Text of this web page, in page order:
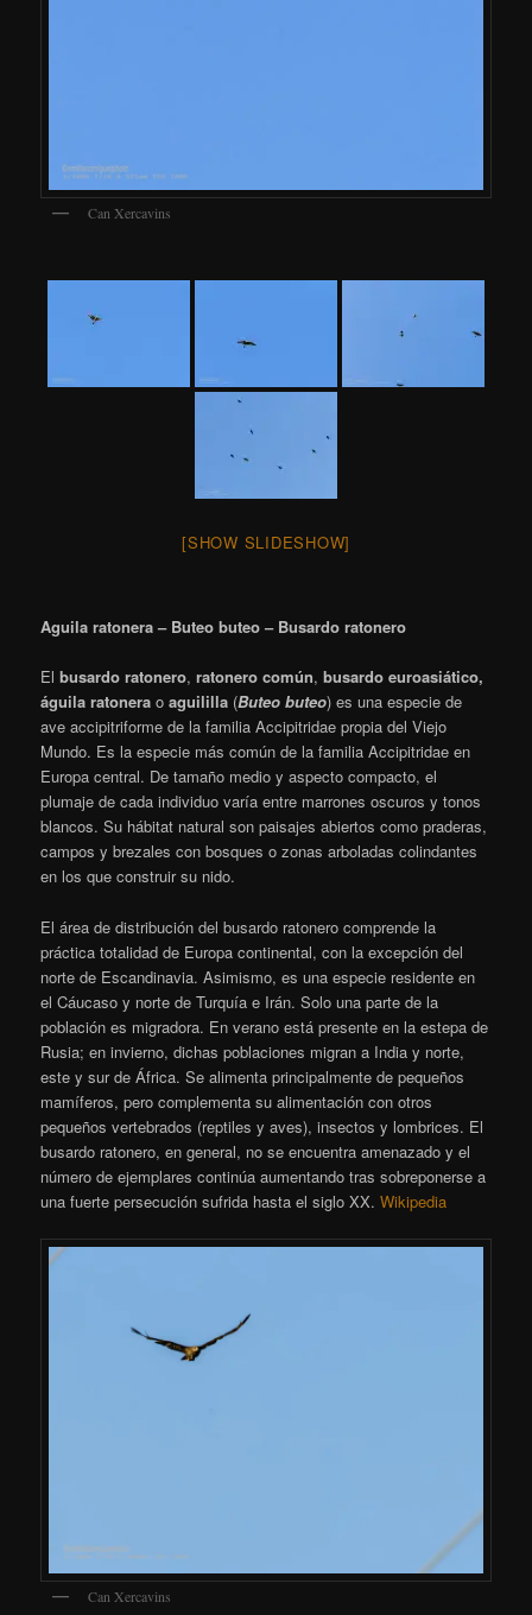
Can Xercavins
[SHOW SLIDESHOW]
Aguila ratonera – Buteo buteo – Busardo ratonero
Elbusardo ratonero, ​ratonero común,busardo euroasiático,
águila ratonera ​ oaguililla (Buteo buteo) es una especie de
ave accipitriforme de la familia Accipitridae propia del Viejo
Mundo. Es la especie más común de la familia Accipitridae en
Europa central. De tamaño medio y aspecto compacto, el
plumaje de cada individuo varía entre marrones oscuros y tonos
blancos. Su hábitat natural son paisajes abiertos como praderas,
campos y brezales con bosques o zonas arboladas colindantes
en los que construir su nido.
El área de distribución del busardo ratonero comprende la
práctica totalidad de Europa continental, con la excepción del
norte de Escandinavia. Asimismo, es una especie residente en
el Cáucaso y norte de Turquía e Irán. Solo una parte de la
población es migradora. En verano está presente en la estepa de
Rusia; en invierno, dichas poblaciones migran a India y norte,
este y sur de África. Se alimenta principalmente de pequeños
mamíferos, pero complementa su alimentación con otros
pequeños vertebrados (reptiles y aves), insectos y lombrices. El
busardo ratonero, en general, no se encuentra amenazado y el
número de ejemplares continúa aumentando tras sobreponerse a
una fuerte persecución sufrida hasta el siglo XX.Wikipedia
Can Xercavins